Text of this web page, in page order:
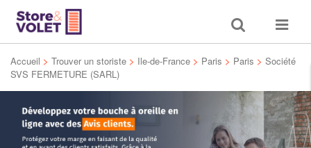
Toggle
search
Toggle
Accueil > Trouver un storiste > Ile-de-France > Paris > Paris > Société
SVS FERMETURE (SARL)